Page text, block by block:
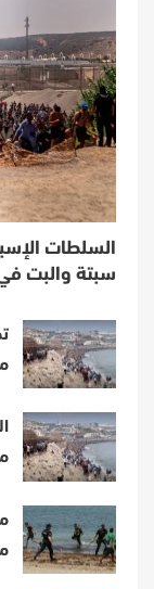
السلطات
سبتة والبت